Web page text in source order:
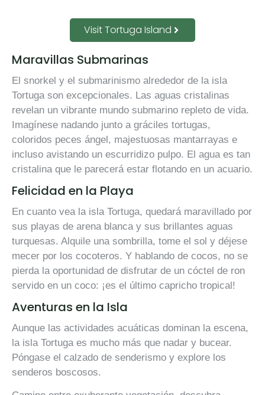
Visit Tortuga Island
Maravillas Submarinas
El snorkel y el submarinismo alrededor de la isla
Tortuga son excepcionales. Las aguas cristalinas
revelan un vibrante mundo submarino repleto de vida.
Imagínese nadando junto a gráciles tortugas,
coloridos peces ángel, majestuosas mantarrayas e
incluso avistando un escurridizo pulpo. El agua es tan
cristalina que le parecerá estar flotando en un acuario.
Felicidad en la Playa
En cuanto vea la isla Tortuga, quedará maravillado por
sus playas de arena blanca y sus brillantes aguas
turquesas. Alquile una sombrilla, tome el sol y déjese
mecer por los cocoteros. Y hablando de cocos, no se
pierda la oportunidad de disfrutar de un cóctel de ron
servido en un coco: ¡es el último capricho tropical!
Aventuras en la Isla
Aunque las actividades acuáticas dominan la escena,
la isla Tortuga es mucho más que nadar y bucear.
Póngase el calzado de senderismo y explore los
senderos boscosos.